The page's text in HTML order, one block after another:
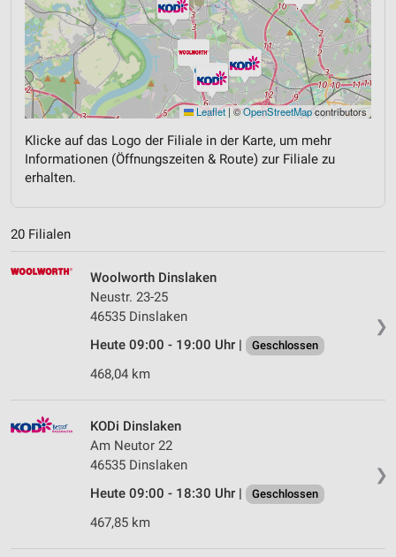
Leaflet|©OpenStreetMapcontributors
Klicke auf das Logo der Filiale in der Karte, um mehr
Informationen (Öffnungszeiten & Route) zur Filiale zu
erhalten.
20 Filialen
❯
Woolworth Dinslaken
Neustr. 23-25
46535 Dinslaken
Heute 09:00 - 19:00 Uhr |
Geschlossen
468,04 km
❯
KODi Dinslaken
Am Neutor 22
46535 Dinslaken
Heute 09:00 - 18:30 Uhr |
Geschlossen
467,85 km